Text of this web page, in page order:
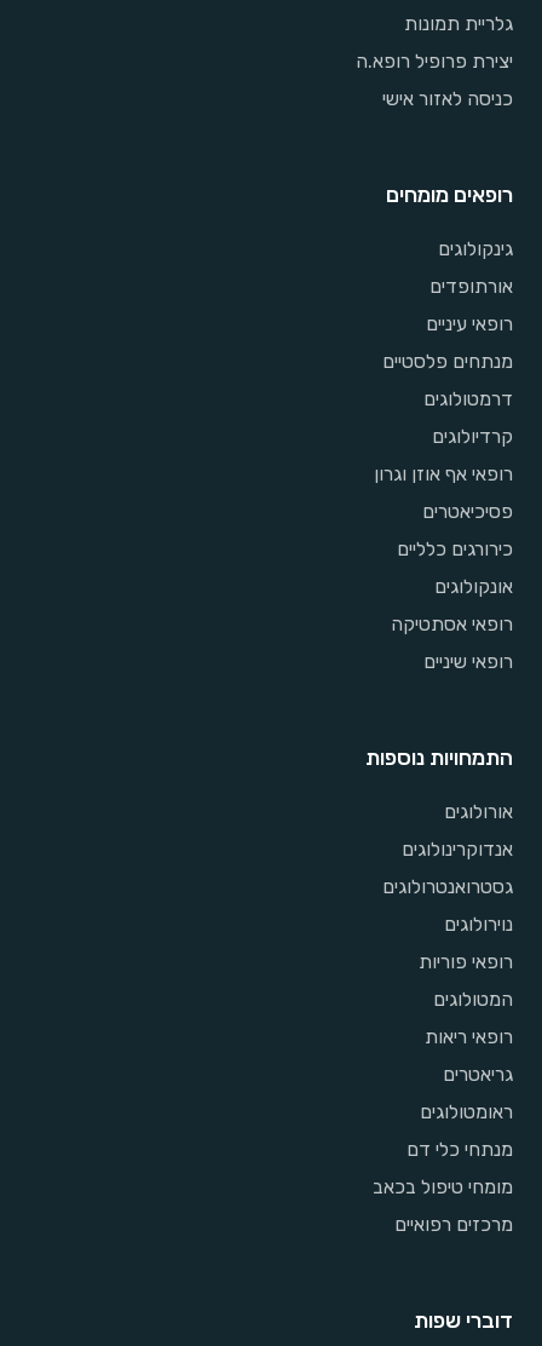
גלריית תמונות
יצירת פרופיל רופא.ה
כניסה לאזור אישי
רופאים מומחים
גינקולוגים
אורתופדים
רופאי עיניים
מנתחים פלסטיים
דרמטולוגים
קרדיולוגים
רופאי אף אוזן וגרון
פסיכיאטרים
כירורגים כלליים
אונקולוגים
רופאי אסתטיקה
רופאי שיניים
התמחויות נוספות
אורולוגים
אנדוקרינולוגים
גסטרואנטרולוגים
נוירולוגים
רופאי פוריות
המטולוגים
רופאי ריאות
גריאטרים
ראומטולוגים
מנתחי כלי דם
מומחי טיפול בכאב
מרכזים רפואיים
דוברי שפות